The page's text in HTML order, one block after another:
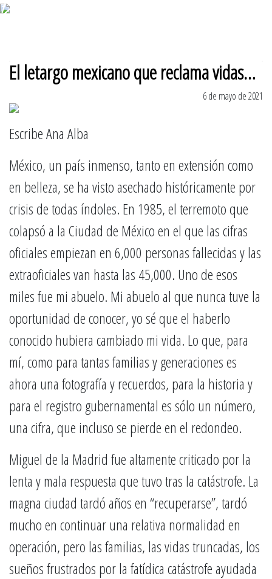
7 de agosto 2026
El letargo mexicano que reclama vidas…
6 de mayo de 2021
Escribe Ana Alba
México, un país inmenso, tanto en extensión como
en belleza, se ha visto asechado históricamente por
crisis de todas índoles. En 1985, el terremoto que
colapsó a la Ciudad de México en el que las cifras
oficiales empiezan en 6,000 personas fallecidas y las
extraoficiales van hasta las 45,000. Uno de esos
miles fue mi abuelo. Mi abuelo al que nunca tuve la
oportunidad de conocer, yo sé que el haberlo
conocido hubiera cambiado mi vida. Lo que, para
mí, como para tantas familias y generaciones es
ahora una fotografía y recuerdos, para la historia y
para el registro gubernamental es sólo un número,
una cifra, que incluso se pierde en el redondeo.
Miguel de la Madrid fue altamente criticado por la
lenta y mala respuesta que tuvo tras la catástrofe. La
magna ciudad tardó años en “recuperarse”, tardó
mucho en continuar una relativa normalidad en
operación, pero las familias, las vidas truncadas, los
sueños frustrados por la fatídica catástrofe ayudada